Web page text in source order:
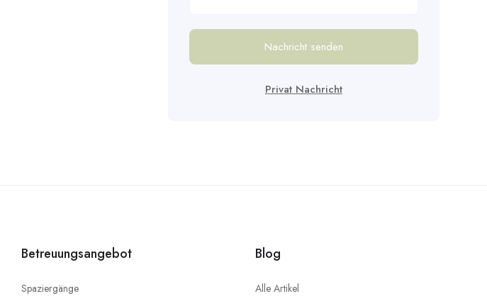
Nachricht senden
Privat Nachricht
Betreuungsangebot
Spaziergänge
Blog
Alle Artikel